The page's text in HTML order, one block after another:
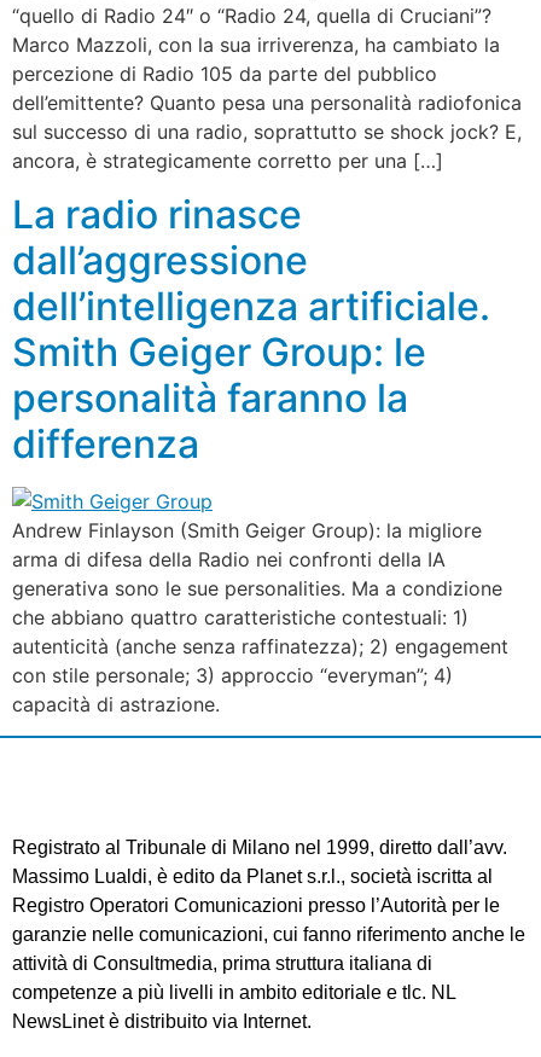
“quello di Radio 24″ o “Radio 24, quella di Cruciani”?
Marco Mazzoli, con la sua irriverenza, ha cambiato la
percezione di Radio 105 da parte del pubblico
dell’emittente? Quanto pesa una personalità radiofonica
sul successo di una radio, soprattutto se shock jock? E,
ancora, è strategicamente corretto per una […]
La radio rinasce
dall’aggressione
dell’intelligenza artificiale.
Smith Geiger Group: le
personalità faranno la
differenza
Andrew Finlayson (Smith Geiger Group): la migliore
arma di difesa della Radio nei confronti della IA
generativa sono le sue personalities. Ma a condizione
che abbiano quattro caratteristiche contestuali: 1)
autenticità (anche senza raffinatezza); 2) engagement
con stile personale; 3) approccio “everyman”; 4)
capacità di astrazione.
Registrato al Tribunale di Milano nel 1999, diretto dall’avv.
Massimo Lualdi, è edito da Planet s.r.l., società iscritta al
Registro Operatori Comunicazioni presso l’Autorità per le
garanzie nelle comunicazioni, cui fanno riferimento anche le
attività di Consultmedia, prima struttura italiana di
competenze a più livelli in ambito editoriale e tlc. NL
NewsLinet è distribuito via Internet.